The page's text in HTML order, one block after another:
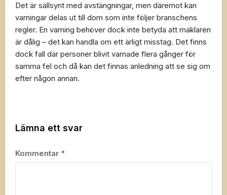
Det är sällsynt med avstängningar, men däremot kan
varningar delas ut till dom som inte följer branschens
regler. En varning behöver dock inte betyda att mäklaren
är dålig – det kan handla om ett ärligt misstag. Det finns
dock fall där personer blivit varnade flera gånger för
samma fel och då kan det finnas anledning att se sig om
efter någon annan.
Lämna ett svar
Kommentar *